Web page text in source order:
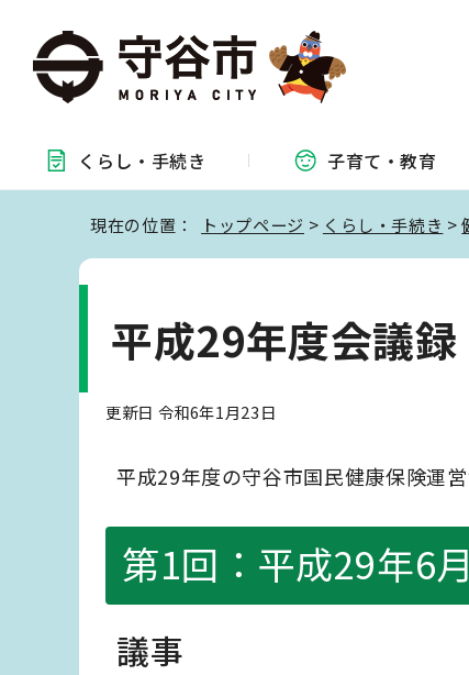
くらし・ 手続き 子育て・教育
現在の位置： トップページ > くらし・手続き >
平成29年度会議録
更新日 令和6年1月23日
平成29年度の守谷市国民健康保険運
第1回：平成29年6
議事